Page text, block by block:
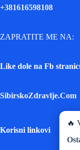
+381616598108
ZAPRATITE ME NA:
Like dole na Fb
SibirskoZdravlje.Com
Korisni linkovi
🔥